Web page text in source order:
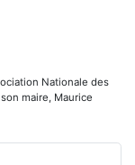
Nationale des
maire, Maurice